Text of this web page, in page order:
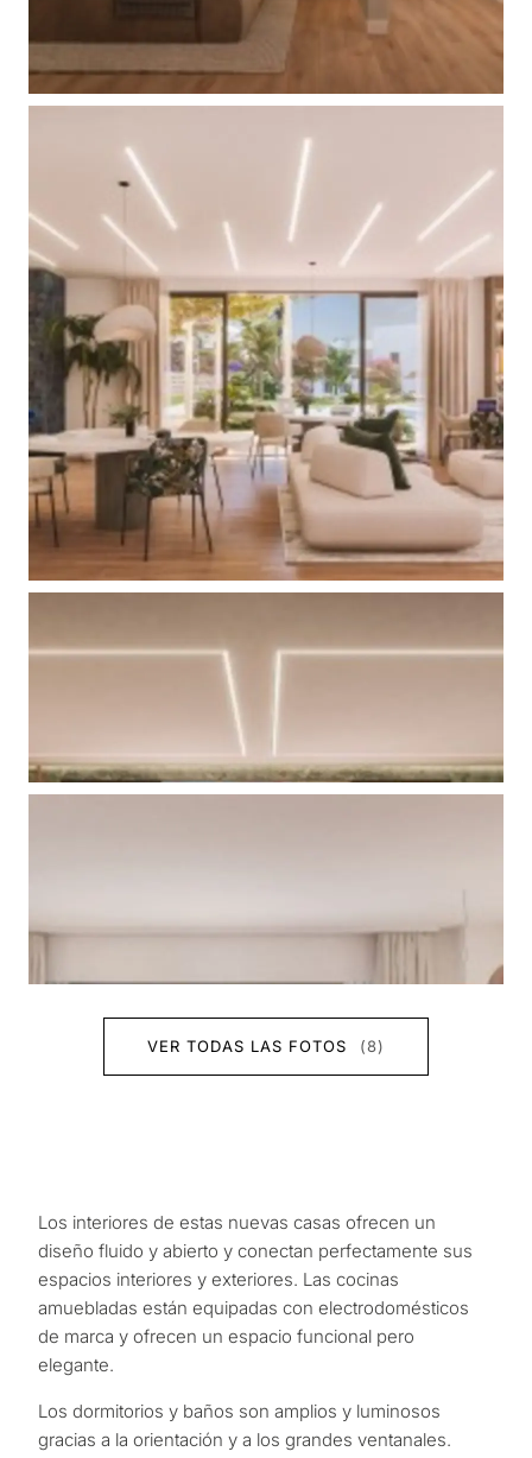
VER TODAS LAS FOTOS (8)
Los interiores de estas nuevas casas ofrecen un
diseño fluido y abierto y conectan perfectamente sus
espacios interiores y exteriores. Las cocinas
amuebladas están equipadas con electrodomésticos
de marca y ofrecen un espacio funcional pero
elegante.
Los dormitorios y baños son amplios y luminosos
gracias a la orientación y a los grandes ventanales.
qué